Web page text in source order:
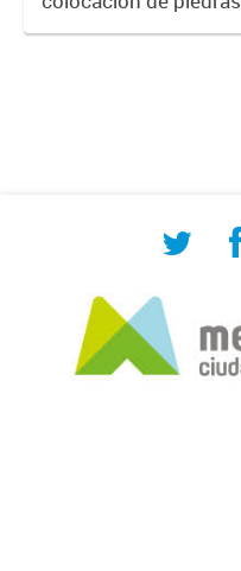
2021
(zanjeo - cruce de